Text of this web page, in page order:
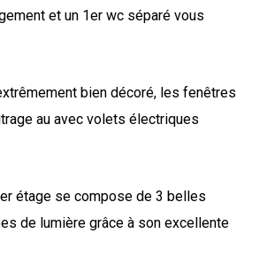
et un 1er wc séparé vous
bien décoré, les fenêtres
au avec volets électriques
étage se compose de 3 belles
de lumière grâce à son excellente